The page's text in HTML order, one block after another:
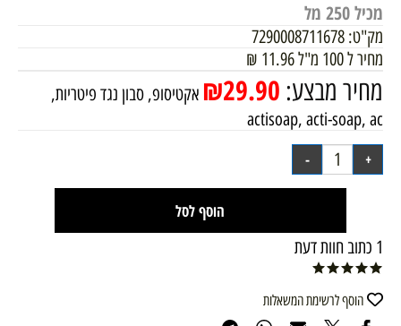
מכיל 250 מל
מק"ט: 7290008711678
מחיר ל 100 מ"ל
11.96
₪
מחיר מבצע: ₪29.90
אקטיסופ, סבון נגד פיטריות,
actisoap, acti-soap, ac
הוסף לסל
1 כתוב חוות דעת
הוסף לרשימת המשאלות